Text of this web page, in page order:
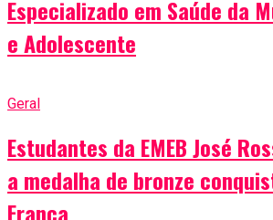
Especializado em Saúde da
e Adolescente
Geral
Estudantes da EMEB José
a medalha de bronze
França